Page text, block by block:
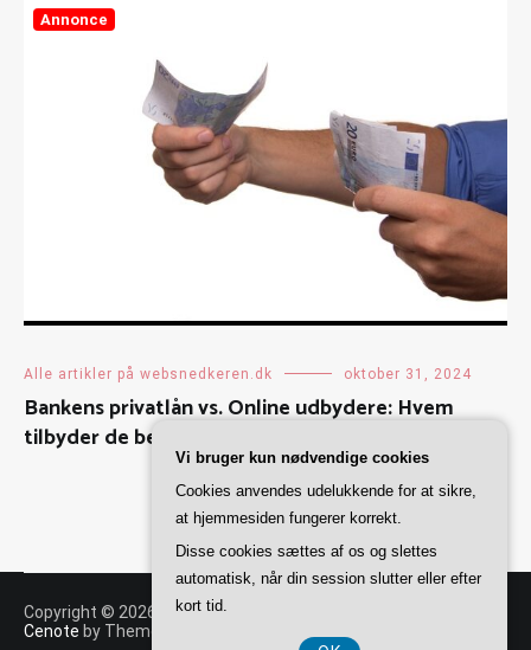
Annonce
Alle artikler på websnedkeren.dk oktober 31, 2024
Bankens privatlån vs. Online udbydere: Hvem
tilbyder de bedste vilkår?
Copyright © 2026 Websnedkeren
Cenote by ThemeGrill. Powered by
Vi bruger kun nødvendige cookies
Cookies anvendes udelukkende for at sikre,
at hjemmesiden fungerer korrekt.
Disse cookies sættes af os og slettes
automatisk, når din session slutter eller efter
kort tid.